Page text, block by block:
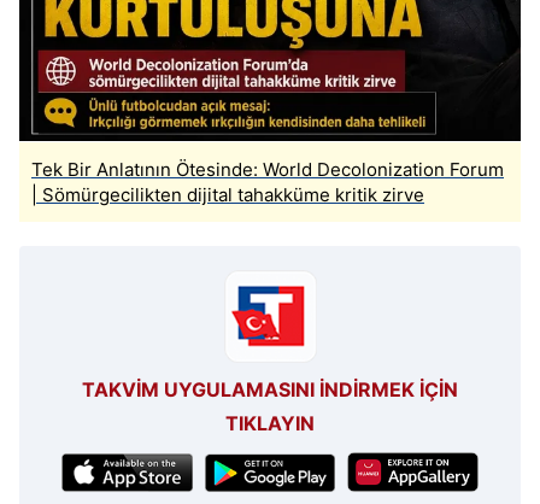
Tek Bir Anlatının Ötesinde: World Decolonization Forum
| Sömürgecilikten dijital tahakküme kritik zirve
TAKVİM UYGULAMASINI İNDİRMEK İÇİN
TIKLAYIN